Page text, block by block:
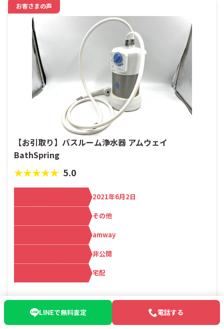
お客さまの声
【お引取り】バスルーム浄水器 アムウェイ
BathSpring
★★★★★ 5.0
2021年6月2日
その他
amway
非公開
宅配
お客さま情報
都道府県：大田区
店舗名：品川の出張買取なら
電話する
LINEで無料査定